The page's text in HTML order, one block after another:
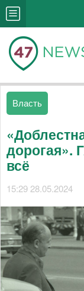
Власть
дорогая».
всё
15:29 28.05.2024